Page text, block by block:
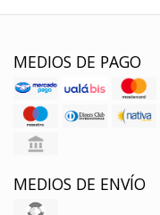
MEDIOS DE PAGO
MEDIOS DE ENVÍO